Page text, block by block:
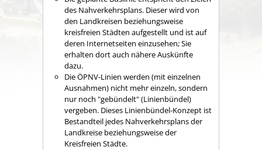
des Nahverkehrsplans. Dieser wird von
den Landkreisen beziehungsweise
kreisfreien Städten aufgestellt und ist auf
deren Internetseiten einzusehen; Sie
erhalten dort auch nähere Auskünfte
dazu.
Die ÖPNV-Linien werden (mit einzelnen
Ausnahmen) nicht mehr einzeln, sondern
nur noch "gebündelt" (Linienbündel)
vergeben. Dieses Linienbündel-Konzept ist
Bestandteil jedes Nahverkehrsplans der
Landkreise beziehungsweise der
Kreisfreien Städte.